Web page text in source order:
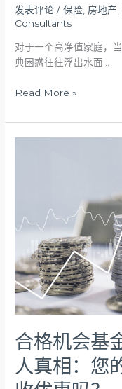
发表评论 /保险 房地产
Consultants
对于一个高净值家庭，
典困惑往往浮出水面…
是
择
题，
配
题
Read More »
合格机会基
人真相：您
金
（QOF）
一
个
人
相：
您
的